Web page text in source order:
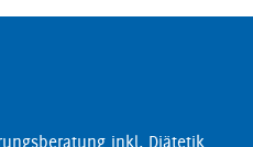
inkl. Diätetik